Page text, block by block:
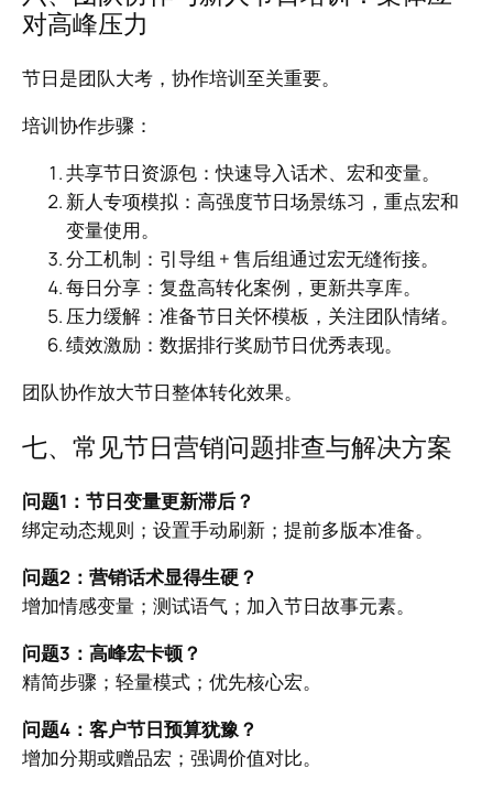
对高峰压力
节日是团队大考，协作培训至关重要。
培训协作步骤：
共享节日资源包：快速导入话术、宏和变量。
新人专项模拟：高强度节日场景练习，重点宏和
变量使用。
分工机制：引导组 + 售后组通过宏无缝衔接。
每日分享：复盘高转化案例，更新共享库。
压力缓解：准备节日关怀模板，关注团队情绪。
绩效激励：数据排行奖励节日优秀表现。
团队协作放大节日整体转化效果。
七、常见节日营销问题排查与解决方案
问题1：节日变量更新滞后？
绑定动态规则；设置手动刷新；提前多版本准备。
问题2：营销话术显得生硬？
增加情感变量；测试语气；加入节日故事元素。
问题3：高峰宏卡顿？
精简步骤；轻量模式；优先核心宏。
问题4：客户节日预算犹豫？
增加分期或赠品宏；强调价值对比。